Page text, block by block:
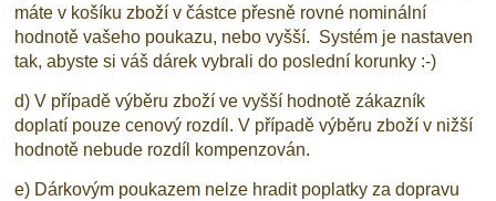
máte v košíku zboží v částce přesně rovné nominální
hodnotě vašeho poukazu, nebo vyšší. Systém je nastaven
tak, abyste si váš dárek vybrali do poslední korunky :-)
d) V případě výběru zboží ve vyšší hodnotě zákazník
doplatí pouze cenový rozdíl. V případě výběru zboží v nižší
hodnotě nebude rozdíl kompenzován.
e) Dárkovým poukazem nelze hradit poplatky za dopravu